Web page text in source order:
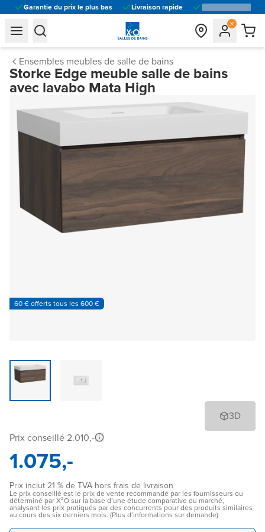
Garantie du prix le plus bas Livraison rapide
general.navigation.toggle_menu.label
general.navigation.toggle_menu.label
Ensembles meubles de salle de bains
Storke Edge meuble salle de bains
avec lavabo Mata High
60 € offerts tous les 600 €
3D
Prix conseillé 2.010,-
1.075,-
Prix inclut 21 % de TVA hors frais de livraison
Le prix conseillé est le prix de vente recommandé par les fournisseurs ou
déterminé par X²O sur la base d’une étude comparative du marché,
analysant les prix pratiqués par des concurrents pour des produits similaires
au cours des six derniers mois. (Plus d’informations sur demande)